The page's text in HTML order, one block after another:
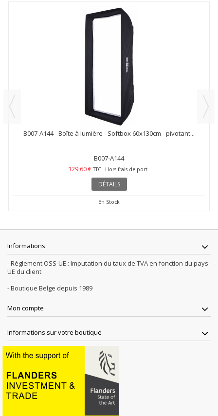
B007-A144 - Boîte à lumière - Softbox 60x130cm - pivotant...
B007-A144
129,60 € TTC Hors frais de port
DÉTAILS
En Stock
Informations
- Règlement OSS-UE : Imputation du taux de TVA en fonction du pays-
UE du client
- Boutique Belge depuis 1989
Mon compte
Informations sur votre boutique